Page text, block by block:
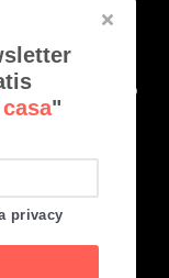
"
privacy
qualità di Affiliato
idonei.